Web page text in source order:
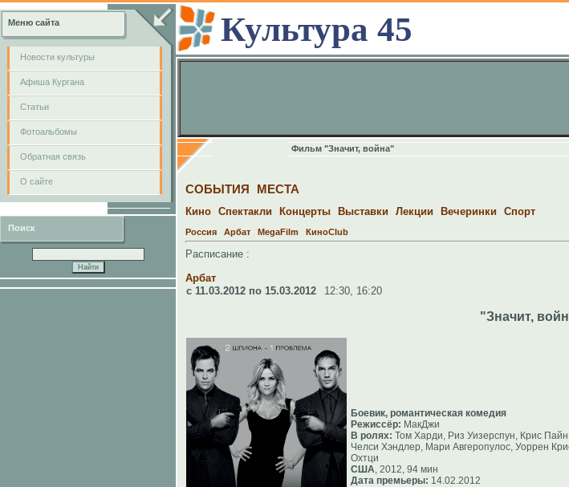
Меню сайта
Новости культуры
Афиша Кургана
Cтатьи
Фотоальбомы
Обратная связь
О сайте
Поиск
Культура 45
Фильм "Значит, война"
СОБЫТИЯ МЕСТА
Кино Спектакли Концерты Выставки Лекции Вечеринки Спорт
Россия Арбат MegaFilm КиноClub
Расписание :
Арбат
c 11.03.2012 по 15.03.2012
12:30, 16:20
"Значит,
Боевик, романтическая комедия
Режиссёр: МакДжи
В ролях: Том Харди, Риз Уизерспун, Крис
Челси Хэндлер, Мари Авгеропулос, Уоррен
Охтци
США, 2012, 94 мин
Дата премьеры: 14.02.2012